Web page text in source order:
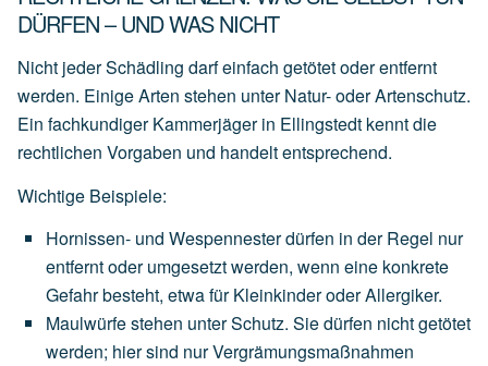
DÜRFEN – UND WAS NICHT
Nicht jeder Schädling darf einfach getötet oder entfernt
werden. Einige Arten stehen unter Natur- oder Artenschutz.
Ein fachkundiger Kammerjäger in Ellingstedt kennt die
rechtlichen Vorgaben und handelt entsprechend.
Wichtige Beispiele:
Hornissen- und Wespennesterdürfen in der Regel nur
entferntoder umgesetztwerden, wenn eine konkrete
Gefahrbesteht, etwafür KleinkinderoderAllergiker.
Maulwürfestehen unterSchutz. Siedürfen nichtgetötet
werden; hiersind nurVergrämungsmaßnahmen